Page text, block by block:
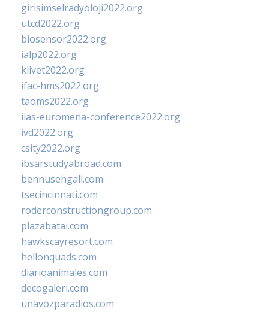
girisimselradyoloji2022.org
utcd2022.org
biosensor2022.org
ialp2022.org
klivet2022.org
ifac-hms2022.org
taoms2022.org
iias-euromena-conference2022.org
ivd2022.org
csity2022.org
ibsarstudyabroad.com
bennusehgall.com
tsecincinnati.com
roderconstructiongroup.com
plazabatai.com
hawkscayresort.com
hellonquads.com
diarioanimales.com
decogaleri.com
unavozparadios.com